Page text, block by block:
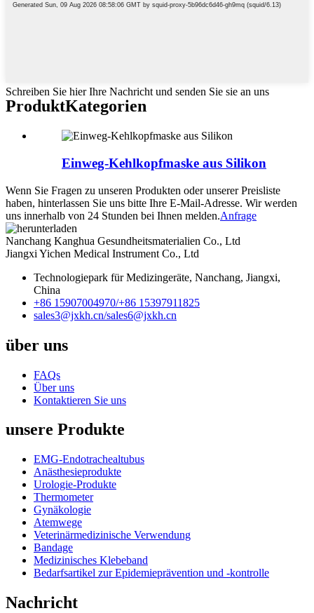
Schreiben Sie hier Ihre Nachricht und senden Sie sie an uns
ProduktKategorien
Einweg-Kehlkopfmaske aus Silikon
Wenn Sie Fragen zu unseren Produkten oder unserer Preisliste
haben, hinterlassen Sie uns bitte Ihre E-Mail-Adresse. Wir werden
uns innerhalb von 24 Stunden bei Ihnen melden.Anfrage
Nanchang Kanghua Gesundheitsmaterialien Co., Ltd
Jiangxi Yichen Medical Instrument Co., Ltd
Technologiepark für Medizingeräte, Nanchang, Jiangxi,
China
+86 15907004970/+86 15397911825
sales3@jxkh.cn/sales6@jxkh.cn
über uns
FAQs
Über uns
Kontaktieren Sie uns
unsere Produkte
EMG-Endotrachealtubus
Anästhesieprodukte
Urologie-Produkte
Thermometer
Gynäkologie
Atemwege
Veterinärmedizinische Verwendung
Bandage
Medizinisches Klebeband
Bedarfsartikel zur Epidemieprävention und -kontrolle
Nachricht